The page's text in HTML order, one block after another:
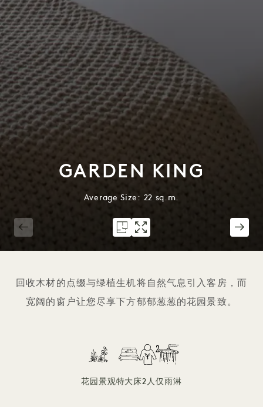
GARDEN KING
Average Size: 22 sq.m.
回收木材的点缀与绿植生机将自然气息引入客房，而
宽阔的窗户让您尽享下方郁郁葱葱的花园景致。
花园景观特大床2人仅雨淋